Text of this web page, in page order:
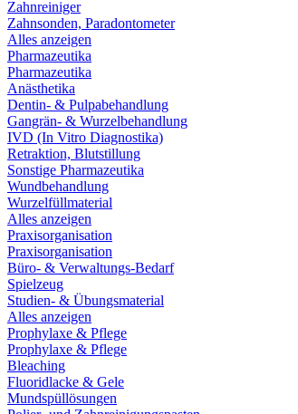
Zahnreiniger
Zahnsonden, Paradontometer
Alles anzeigen
Pharmazeutika
Pharmazeutika
Anästhetika
Dentin- & Pulpabehandlung
Gangrän- & Wurzelbehandlung
IVD (In Vitro Diagnostika)
Retraktion, Blutstillung
Sonstige Pharmazeutika
Wundbehandlung
Wurzelfüllmaterial
Alles anzeigen
Praxisorganisation
Praxisorganisation
Büro- & Verwaltungs-Bedarf
Spielzeug
Studien- & Übungsmaterial
Alles anzeigen
Prophylaxe & Pflege
Prophylaxe & Pflege
Bleaching
Fluoridlacke & Gele
Mundspüllösungen